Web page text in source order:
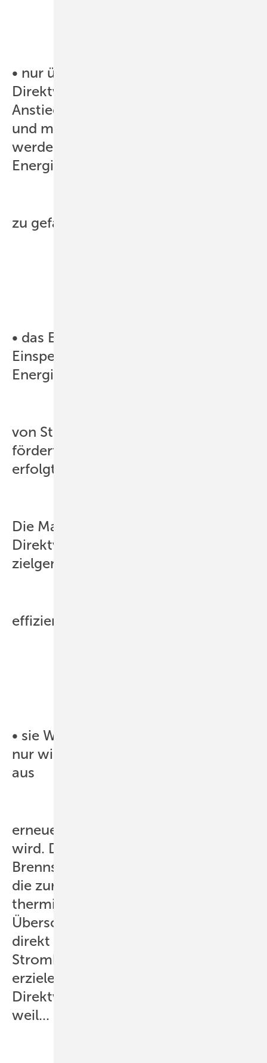
• nur über die Effizienz der
Direktvermarktung der weitere
Anstieg der EEG-Umlage begrenzt
und mittelfristig ihre Höhe gesenkt
werden kann, ohne die
Energiewende
zu gefährden.
• das EEG über die fixe
Einspeisevergütung erneuerbare
Energien unabhängig
von Strombedarf und Marktpreis
fördert. Entsprechend unkontrolliert
erfolgt ihr Zubau.
Die Marktintegration durch
Direktvermarktung erreicht die
zielgenaue und kosten-
effiziente Mengensteuerung.
• sie Wirkung dadurch erzielt, dass
nur wirtschaftlich nutzbarer Strom
aus
erneuerbaren Energien produziert
wird. Das sind die Strommengen, die
Brennstoff und CO2 einsparen, also
die zur Lastdeckung notwendigen
thermischen Kraftwerke verdrängen.
Überschüssige Mengen werden nicht
direkt vermarktet, da sie an der
Strombörse keinen Preis größer null
erzielen. Zwingende
Direktvermarktung ist nicht sinnvoll,
weil...